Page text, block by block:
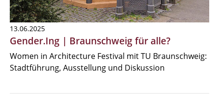
13.06.2025
Gender.Ing | Braunschweig für alle?
Women in Architecture Festival mit TU Braunschweig:
Stadtführung, Ausstellung und Diskussion